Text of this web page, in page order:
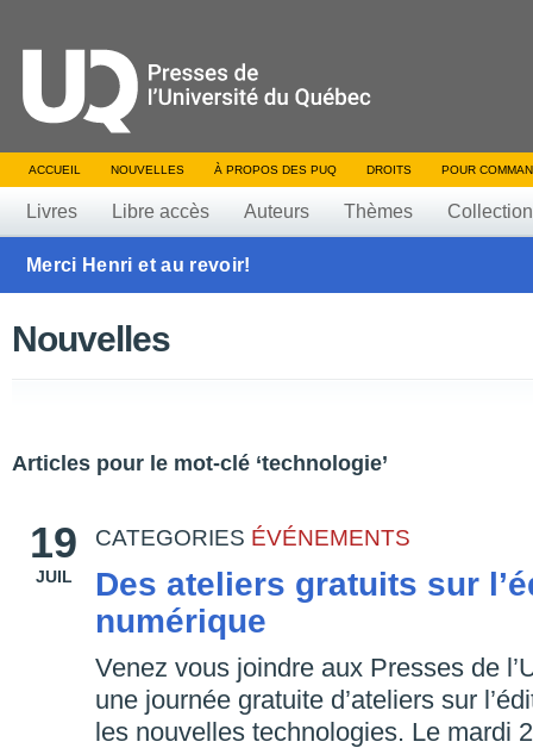
ACCUEIL NOUVELLES À PROPOS DES PUQ DROITS POUR
Livres Libre accès Auteurs Thèmes
Merci Henri et au revoir!
Nouvelles
Articles pour le mot-clé ‘technologie’
19
JUIL
CATEGORIES ÉVÉNEMENTS
Des ateliers gratuits sur
numérique
Venez vous joindre aux Presses de
une journée gratuite d’ateliers sur
les nouvelles technologies. Le mardi